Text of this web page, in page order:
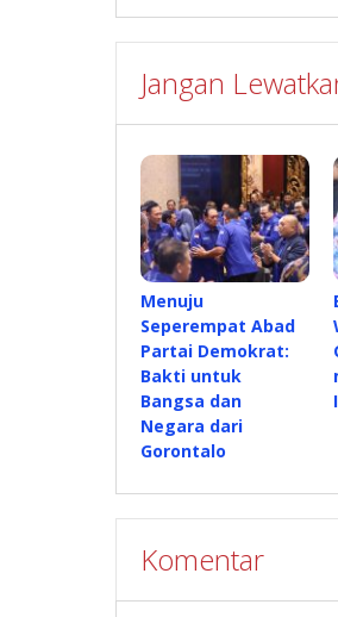
Jangan
Menuju
Seperempat Abad
Partai Demokrat:
Bakti untuk
Bangsa dan
Negara dari
Gorontalo
Komentar